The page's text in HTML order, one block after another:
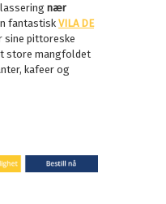
nær
fantastisk VILA DE
sine pittoreske
store mangfoldet
kafeer og